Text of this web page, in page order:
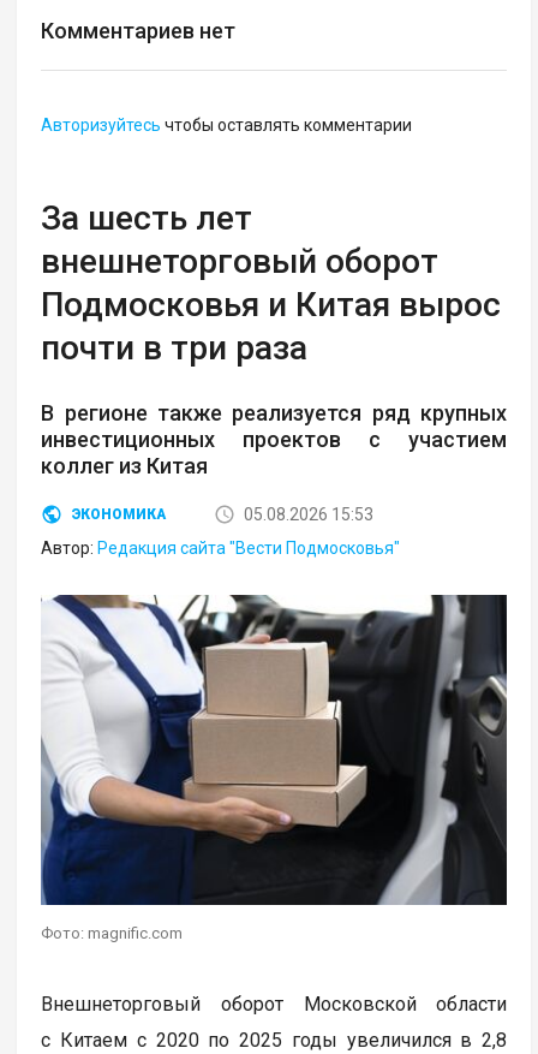
Комментариев нет
Авторизуйтесь чтобы оставлять комментарии
За шесть лет
внешнеторговый оборот
Подмосковья и Китая вырос
почти в три раза
В регионе также реализуется ряд крупных
инвестиционных проектов с участием
коллег из Китая
ЭКОНОМИКА
05.08.2026 15:53
Автор: Редакция сайта "Вести Подмосковья"
Фото: magnific.com
Внешнеторговый оборот Московской области
с Китаем с 2020 по 2025 годы увеличился в 2,8